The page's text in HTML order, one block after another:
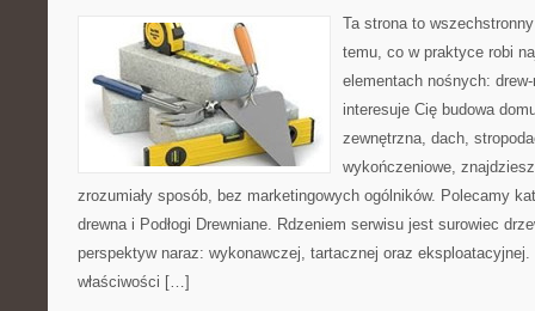
Ta strona to
temu, co w praktyce robi
elementach nośnych:
interesuje Cię budowa
zewnętrzna, dach,
wykończeniowe,
zrozumiały sposób, bez marketingowych ogólników. Polecamy
drewna i Podłogi Drewniane. Rdzeniem serwisu jest surowiec
perspektyw naraz: wykonawczej, tartacznej oraz
właściwości […]